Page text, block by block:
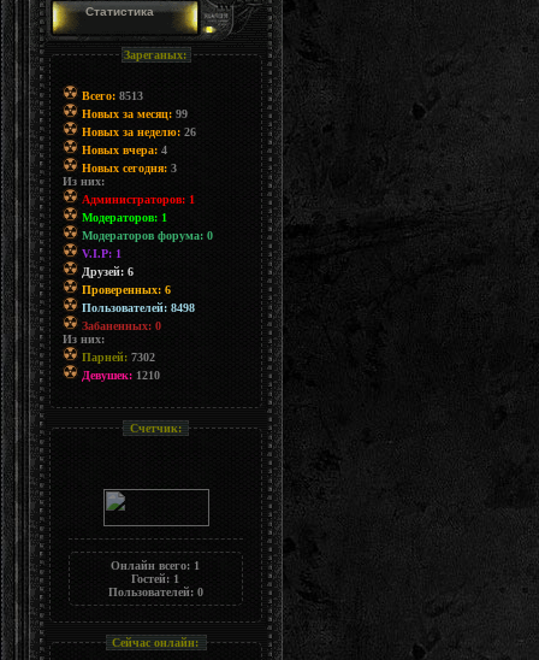
Статистика
Зареганых:
Всего:8513
Новых за месяц:99
Новых за неделю:26
Новых вчера:4
Новых сегодня:3
Из них:
Администраторов: 1
Модераторов: 1
Модераторов форума: 0
V.I.P: 1
Друзей: 6
Проверенных: 6
Пользователей: 8498
Забаненных: 0
Из них:
Парней:7302
Девушек:1210
Счетчик:
Онлайн всего: 1
Гостей: 1
Пользователей: 0
Сейчас онлайн: